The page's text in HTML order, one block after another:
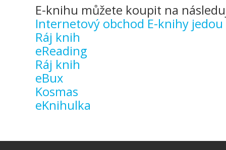
E-knihu můžete koupit na
Internetový obchod E-knihy jedou
Ráj knih
eReading
Ráj knih
eBux
Kosmas
eKnihulka